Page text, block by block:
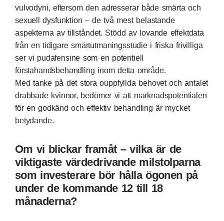
vulvodyni, eftersom den adresserar både smärta och
sexuell dysfunktion – de två mest belastande
aspekterna av tillståndet. Stödd av lovande effektdata
från en tidigare smärtutmaningsstudie i friska frivilliga
ser vi pudafensine som en potentiell
förstahandsbehandling inom detta område.
Med tanke på det stora ouppfyllda behovet och antalet
drabbade kvinnor, bedömer vi att marknadspotentialen
för en godkänd och effektiv behandling är mycket
betydande.
Om vi blickar framåt – vilka är de
viktigaste värdedrivande milstolparna
som investerare bör hålla ögonen på
under de kommande 12 till 18
månaderna?